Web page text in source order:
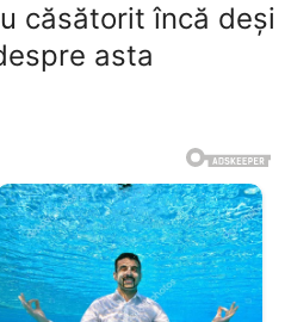
căsătorit încă deși
asta